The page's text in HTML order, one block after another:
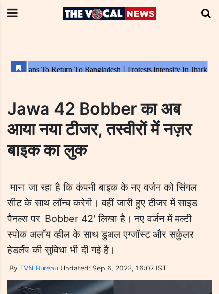
Jawa 42 Bobber का अब
आया नया टीजर, तस्वीरों में नज़र
बाइक का लुक
माना जा रहा है कि कंपनी बाइक के नए वर्जन को सिंगल
सीट के साथ लॉन्च करेगी। वहीं जारी हुए टीजर में साइड
पैनल्स पर 'Bobber 42' लिखा है। नए वर्जन में मल्टी
स्पोक अलॉय व्हील के साथ डुअल एग्जॉस्ट और सर्कुलर
हेडलैंप की सुविधा भी दी गई है।
By TVN Bureau Updated: Sep 6, 2023, 16:07 IST